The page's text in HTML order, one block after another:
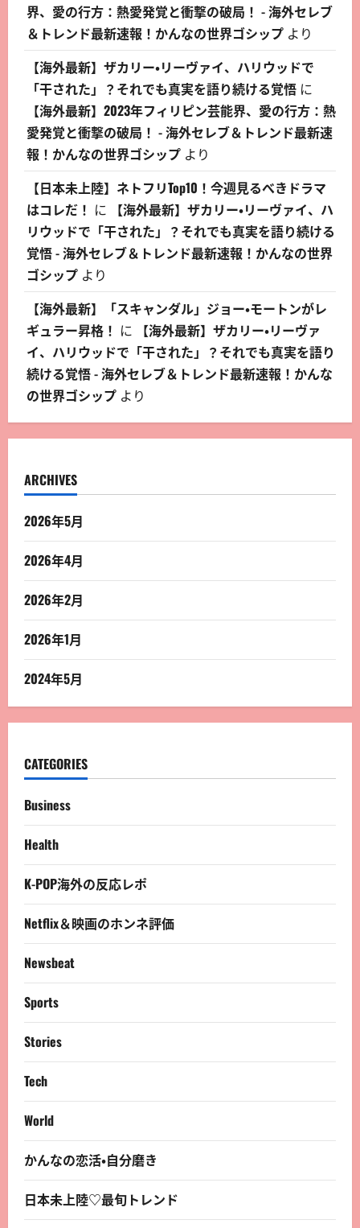
界、愛の行方：熱愛発覚と衝撃の破局！ - 海外セレブ
＆トレンド最新速報！かんなの世界ゴシップ より
【海外最新】ザカリー・リーヴァイ、ハリウッドで
「干された」？それでも真実を語り続ける覚悟 に
【海外最新】2023年フィリピン芸能界、愛の行方：熱
愛発覚と衝撃の破局！ - 海外セレブ＆トレンド最新速
報！かんなの世界ゴシップ より
【日本未上陸】ネトフリTop10！今週見るべきドラマ
はコレだ！ に
【海外最新】ザカリー・リーヴァイ、ハ
リウッドで「干された」？それでも真実を語り続ける
覚悟 - 海外セレブ＆トレンド最新速報！かんなの世界
ゴシップ より
【海外最新】「スキャンダル」ジョー・モートンがレ
ギュラー昇格！ に
【海外最新】ザカリー・リーヴァ
イ、ハリウッドで「干された」？それでも真実を語り
続ける覚悟 - 海外セレブ＆トレンド最新速報！かんな
の世界ゴシップ より
ARCHIVES
2026年5月
2026年4月
2026年2月
2026年1月
2024年5月
CATEGORIES
Business
Health
K-POP海外の反応レポ
Netflix＆映画のホンネ評価
Newsbeat
Sports
Stories
Tech
World
かんなの恋活・自分磨き
日本未上陸♡最旬トレンド